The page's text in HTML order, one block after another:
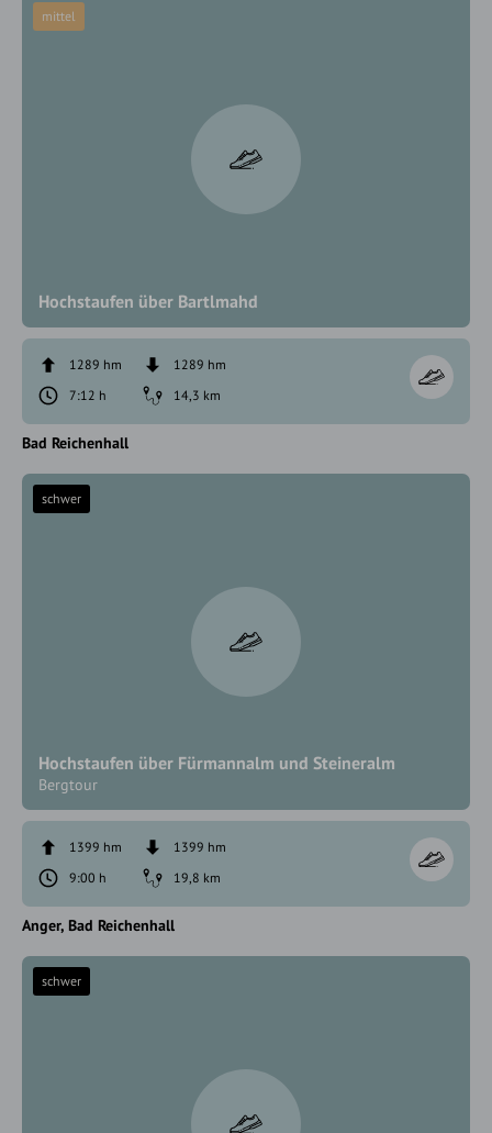
Hochstaufen über Bartlmahd
mittel
1289 hm
1289 hm
7:12 h
14,3 km
Bad Reichenhall
Hochstaufen über Fürmannalm und Steineralm
Bergtour
schwer
1399 hm
1399 hm
9:00 h
19,8 km
Anger Bad Reichenhall
schwer